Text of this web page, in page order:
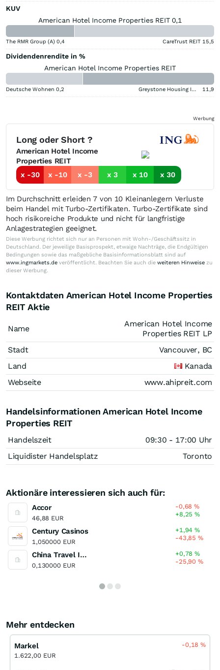
KUV
American Hotel Income Properties REIT 0,1
The RMR Group (A) 0,4 CareTrust REIT 15,5
Dividendenrendite in %
American Hotel Income Properties REIT
Deutsche Wohnen 0,2 Greystone Housing Impact Investors LP Benef Unit Cert 11,9
Werbung
Long oder Short ?
American Hotel Income
Properties REIT
x -30
x -10 x -3 x 3 x 10 x 30
Im Durchschnitt erleiden 7 von 10 Kleinanlegern Verluste
beim Handel mit Turbo-Zertifikaten. Turbo-Zertifikate sind
hoch risikoreiche Produkte und nicht für langfristige
Anlagestrategien geeignet.
Diese Werbung richtet sich nur an Personen mit Wohn-/Geschäftssitz in
Deutschland. Der jeweilige Basisprospekt, etwaige Nachträge, die Endgültigen
Bedingungen sowie das maßgebliche Basisinformationsblatt sind auf
www.ingmarkets.de veröffentlicht. Beachten Sie auch die weiteren Hinweise zu
dieser Werbung.
Kontaktdaten American Hotel Income Properties
REIT Aktie
Name
American Hotel Income
Properties REIT LP
Stadt
Vancouver, BC
Land
Kanada
Webseite
www.ahipreit.com
Handelsinformationen American Hotel Income
Properties REIT
Handelszeit
09:30 - 17:00 Uhr
Liquidister Handelsplatz
Toronto
Aktionäre interessieren sich auch für:
Accor
46,88 EUR
-0,68%
+8,25%
Century Casinos
1,050000 EUR
+1,94%
-43,85%
China Travel International Investment Hong Kong
0,130000 EUR
+0,78%
-25,90%
Mehr entdecken
Markel
1.622,00 EUR
-0,18%